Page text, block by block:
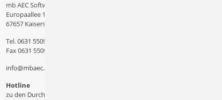
mb AEC Software GmbH
Europaallee 14
67657 Kaiserslautern
Tel.0631 550999 11
Fax 0631 550999 20
info@mbaec.de
Hotline
zu den Durchwahlen